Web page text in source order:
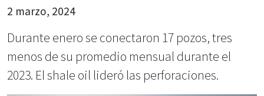
2 marzo, 2024
Durante enero se conectaron 17 pozos, tres
menos de su promedio mensual durante el
2023. El shale oil lideró las perforaciones.